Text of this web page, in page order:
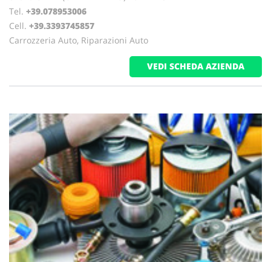
Tel. +39.078953006
Cell. +39.3393745857
Carrozzeria Auto, Riparazioni Auto
VEDI SCHEDA AZIENDA